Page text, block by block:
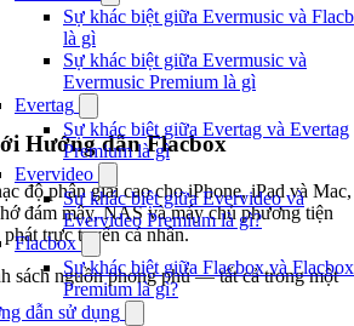
Sự khác biệt giữa Evermusic và
là gì
Sự khác biệt giữa Evermusic và
Evermusic Premium là gì
Evertag
Sự khác biệt giữa Evertag và Evertag
Premium là gì
Evervideo
Sự khác biệt giữa Evervideo và
Evervideo Premium là gì?
Flacbox
Sự khác biệt giữa Flacbox và Flacbox
Premium là gì?
dẫn sử dụng
Hướng dẫn Flacbox
độ phân giải cao cho iPhone, iPad và Mac,
đám mây, NAS và máy chủ phương tiện
trực tuyến cá nhân.
sách nguồn phong phú — tất cả trong một